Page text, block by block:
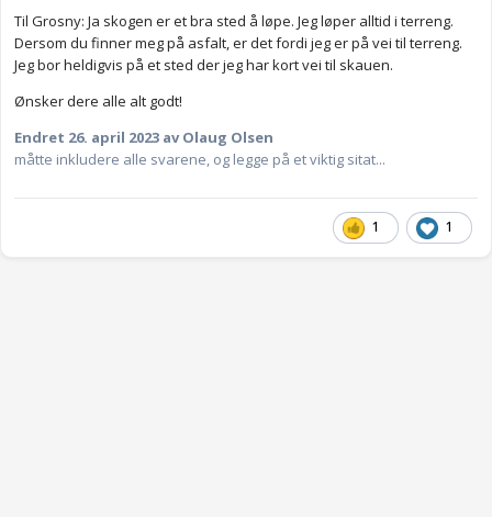
Til Grosny: Ja skogen er et bra sted å løpe. Jeg løper alltid i terreng.
Dersom du finner meg på asfalt, er det fordi jeg er på vei til terreng.
Jeg bor heldigvis på et sted der jeg har kort vei til skauen.
Ønsker dere alle alt godt!
Endret 26. april 2023 av Olaug Olsen
måtte inkludere alle svarene, og legge på et viktig sitat...
1 1